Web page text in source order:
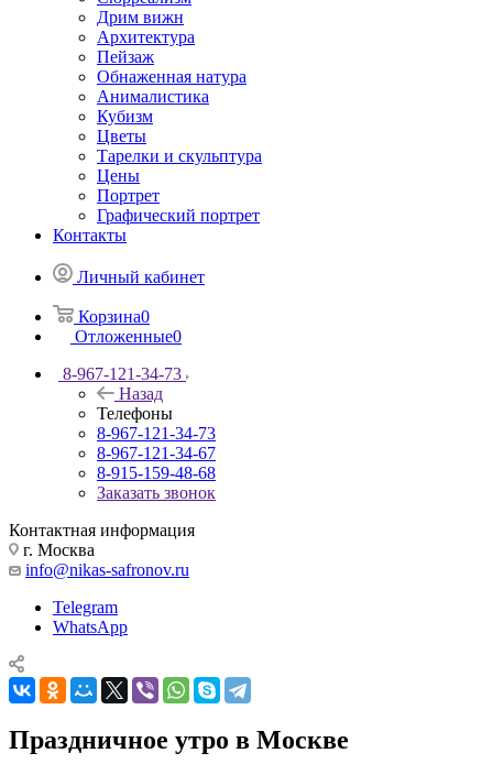
Дрим вижн
Архитектура
Пейзаж
Обнаженная натура
Анималистика
Кубизм
Цветы
Тарелки и скульптура
Цены
Портрет
Графический портрет
Контакты
Личный кабинет
Корзина0
Отложенные0
8-967-121-34-73
Назад
Телефоны
8-967-121-34-73
8-967-121-34-67
8-915-159-48-68
Заказать звонок
Контактная информация
г. Москва
info@nikas-safronov.ru
Telegram
WhatsApp
Праздничное утро в Москве